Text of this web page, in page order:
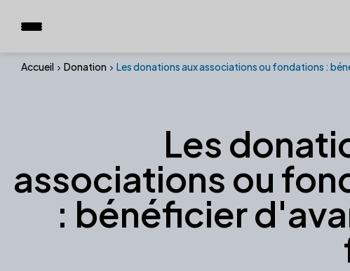
Accueil Donation Les donations aux associations ou fondations :
Les
associations ou
: bénéficier